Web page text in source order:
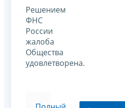
Решением
ФНС
России
жалоба
Общества
удовлетворена.